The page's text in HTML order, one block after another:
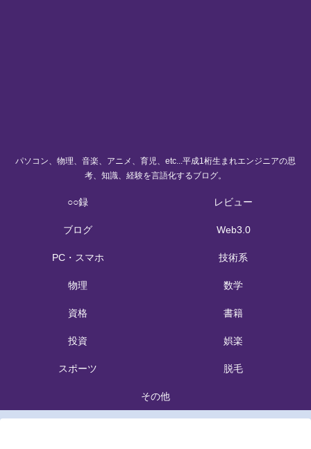
パソコン、物理、音楽、アニメ、育児、etc...平成1桁生まれエンジニアの思
考、知識、経験を言語化するブログ。
○○録 レビュー
ブログ Web3.0
PC・スマホ 技術系
物理 数学
資格 書籍
投資 娯楽
スポーツ 脱毛
その他